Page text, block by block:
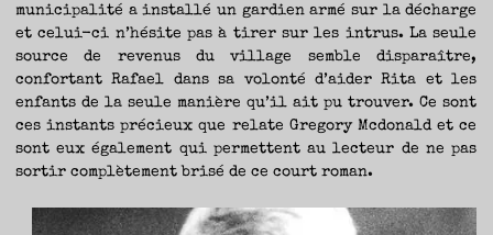
municipalité a installé un gardien armé sur la décharge
et celui-ci n’hésite pas à tirer sur les intrus. La seule
source de revenus du village semble disparaître,
confortant Rafael dans sa volonté d’aider Rita et les
enfants de la seule manière qu’il ait pu trouver. Ce sont
ces instants précieux que relate Gregory Mcdonald et ce
sont eux également qui permettent au lecteur de ne pas
sortir complètement brisé de ce court roman.